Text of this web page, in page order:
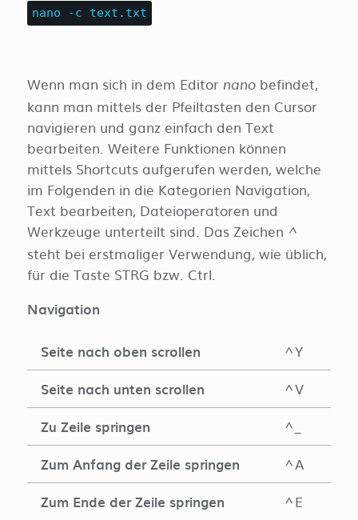
nano -c text.txt
Wenn man sich in dem Editor nano befindet,
kann man mittels der Pfeiltasten den Cursor
navigieren und ganz einfach den Text
bearbeiten. Weitere Funktionen können
mittels Shortcuts aufgerufen werden, welche
im Folgenden in die Kategorien Navigation,
Text bearbeiten, Dateioperatoren und
Werkzeuge unterteilt sind. Das Zeichen ^
steht bei erstmaliger Verwendung, wie üblich,
für die Taste STRG bzw. Ctrl.
Navigation
Seite nach oben scrollen ^Y
Seite nach unten scrollen ^V
Zu Zeile springen ^_
Zum Anfang der Zeile springen ^A
Zum Ende der Zeile springen ^E